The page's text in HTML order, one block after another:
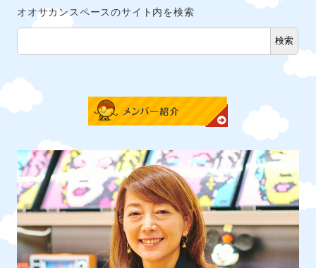
オオサカンスペースのサイト内を検索
検索